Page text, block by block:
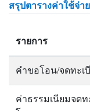
สรุปตารางค่าใช้จ่า
รายการ
คำขอโอน/จดทะเ
ค่าธรรมเนียมจดท